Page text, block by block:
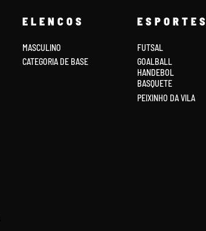
ELENCOS
MASCULINO
CATEGORIA DE BASE
ESPORTES
FUTSAL
GOALBALL
HANDEBOL
BASQUETE
PEIXINHO DA VILA